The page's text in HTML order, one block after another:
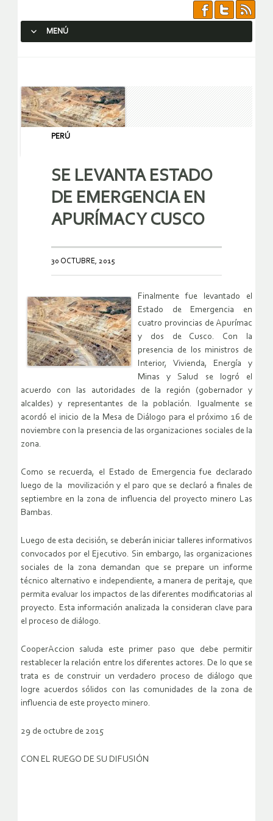
MENÚ
PERÚ
SE LEVANTA ESTADO
DE EMERGENCIA EN
APURÍMAC Y CUSCO
30 OCTUBRE, 2015
Finalmente fue levantado el
Estado de Emergencia en
cuatro provincias de Apurímac
y dos de Cusco. Con la
presencia de los ministros de
Interior, Vivienda, Energía y
Minas y Salud se logró el
acuerdo con las autoridades de la región (gobernador y
alcaldes) y representantes de la población. Igualmente se
acordó el inicio de la Mesa de Diálogo para el próximo 16 de
noviembre con la presencia de las organizaciones sociales de la
zona.
Como se recuerda, el Estado de Emergencia fue declarado
luego de la movilización y el paro que se declaró a finales de
septiembre en la zona de influencia del proyecto minero Las
Bambas.
Luego de esta decisión, se deberán iniciar talleres informativos
convocados por el Ejecutivo. Sin embargo, las organizaciones
sociales de la zona demandan que se prepare un informe
técnico alternativo e independiente, a manera de peritaje, que
permita evaluar los impactos de las diferentes modificatorias al
proyecto. Esta información analizada la consideran clave para
el proceso de diálogo.
CooperAccion saluda este primer paso que debe permitir
restablecer la relación entre los diferentes actores. De lo que se
trata es de construir un verdadero proceso de diálogo que
logre acuerdos sólidos con las comunidades de la zona de
influencia de este proyecto minero.
29 de octubre de 2015
CON EL RUEGO DE SU DIFUSIÓN